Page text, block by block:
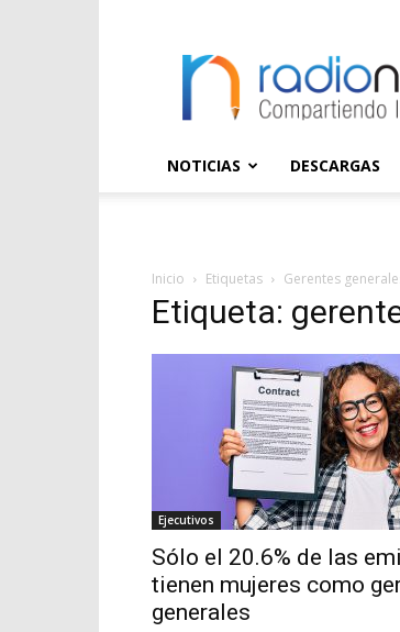
NOTICIAS DESCARGAS
Inicio Etiquetas Gerentes
Etiqueta:
Ejecutivos
Sólo el 20.6% de las
tienen mujeres como
generales